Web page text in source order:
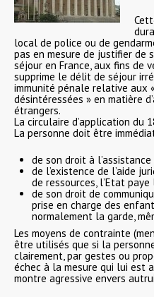
local de police ou de
pas en mesure de justifier de
séjour en France, aux fins de
supprime le délit de séjour
immunité pénale relative aux
désintéressées » en matière
étrangers.
La circulaire d’application du
La personne doit être
de son droit à l’assistance
de l’existence de l’aide
de ressources, l’Etat paye
de son droit de
prise en charge des
normalement la garde,
Les moyens de contrainte
être utilisés que si la
clairement, par gestes ou
échec à la mesure qui lui est
montre agressive envers